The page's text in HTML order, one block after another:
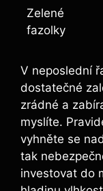
Zelené
fazolky
V neposlední
dostatečné
zrádné a
myslíte.
vyhněte se
tak
investovat do